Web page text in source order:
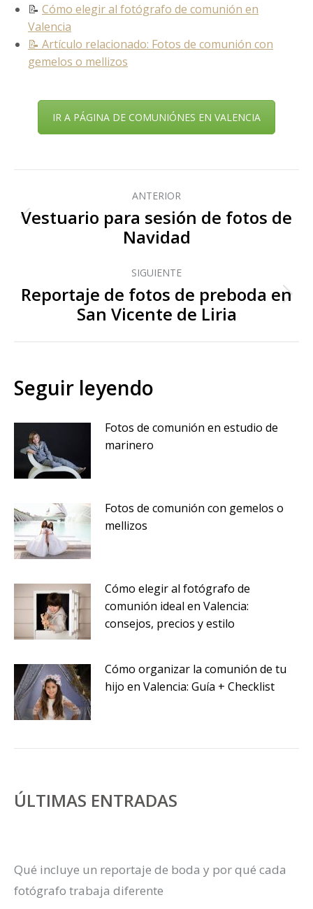
📝 Cómo elegir al fotógrafo de comunión en
Valencia
📝 Artículo relacionado: Fotos de comunión con
gemelos o mellizos
IR A PÁGINA DE COMUNIÓNES EN VALENCIA
Navegación
entre
publicaciones
ANTERIOR
Publicación
anterior:
Vestuario para sesión de fotos de
Navidad
SIGUIENTE
Publicación
siguiente:
Reportaje de fotos de preboda en
San Vicente de Liria
Seguir leyendo
Fotos de comunión en estudio de
marinero
Fotos de comunión con gemelos o
mellizos
Cómo elegir al fotógrafo de
comunión ideal en Valencia:
consejos, precios y estilo
Cómo organizar la comunión de tu
hijo en Valencia: Guía + Checklist
ÚLTIMAS ENTRADAS
Qué incluye un reportaje de boda y por qué cada
fotógrafo trabaja diferente